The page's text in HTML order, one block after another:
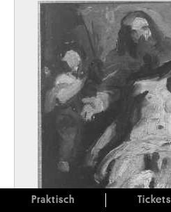
Praktisch Tickets